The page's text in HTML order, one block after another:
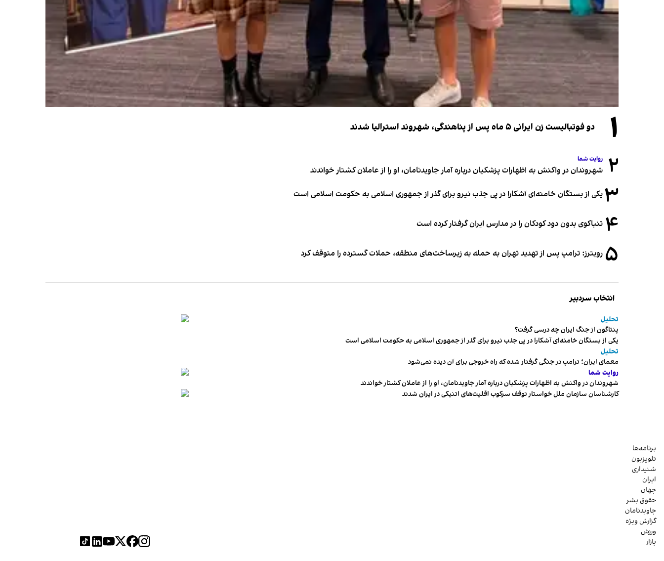
۱ دو فوتبالیست زن ایرانی ۵ ماه پس از پناهندگی، شهروند استرالیا شدند
۲ روایت شما
شهروندان در واکنش به اظهارات پزشکیان درباره آمار جاویدنامان، او را از عاملان کشتار خواندند
۳یکی از بستگان خامنه‌ای آشکارا در پی جذب نیرو برای گذر از جمهوری اسلامی به حکومت اسلامی است
۴ تنباکوی بدون دود کودکان را در مدارس ایران گرفتار کرده است
۵ رویترز: ترامپ پس از تهدید تهران به حمله به زیرساخت‌های منطقه، حملات گسترده را متوقف کرد
انتخاب سردبیر
تحلیل
پنتاگون از جنگ ایران چه درسی گرفت؟
یکی از بستگان خامنه‌ای آشکارا در پی جذب نیرو برای گذر از جمهوری اسلامی به حکومت اسلامی است
تحلیل
معمای ایران؛ ترامپ در جنگی گرفتار شده که راه خروجی برای آن دیده نمی‌شود
روایت شما
شهروندان در واکنش به اظهارات پزشکیان درباره آمار جاویدنامان، او را از عاملان کشتار خواندند
کارشناسان سازمان ملل خواستار توقف سرکوب اقلیت‌های اتنیکی در ایران شدند
برنامه‌ها
تلویزیون
شنیداری
ایران
جهان
حقوق بشر
جاویدنامان
گزارش ویژه
ورزش
بازار